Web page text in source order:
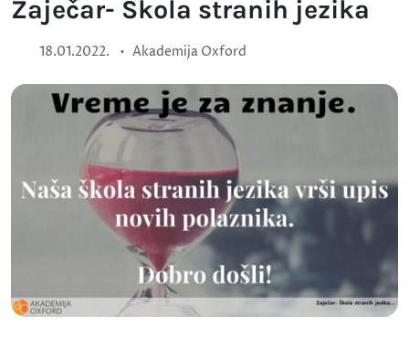
Zaječar- Škola stranih jezika
18.01.2022. • Akademija Oxford